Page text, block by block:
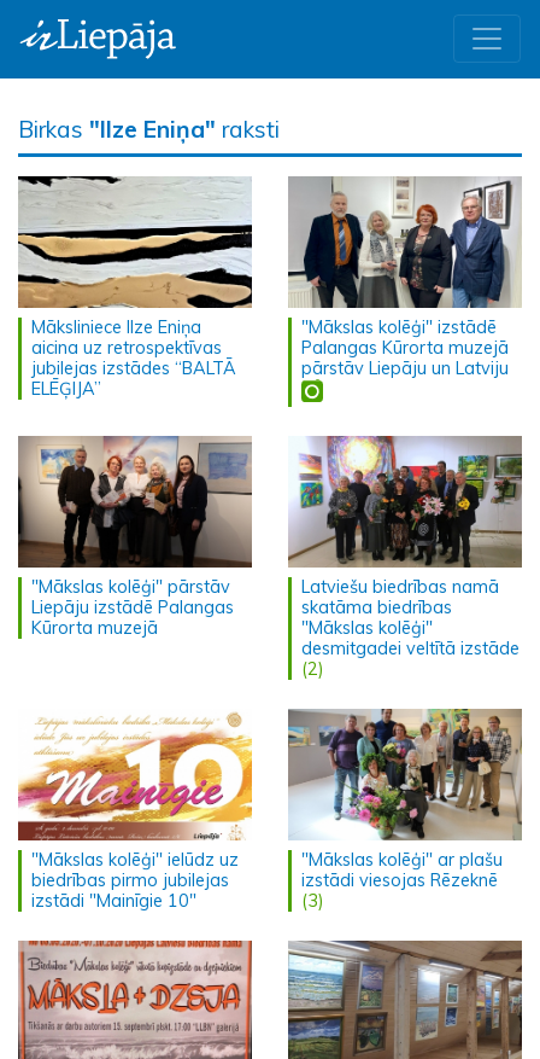
Birkas "Ilze Eniņa" raksti
Māksliniece Ilze Eniņa
aicina uz retrospektīvas
jubilejas izstādes “BALTĀ
ELĒĢIJA”
"Mākslas kolēģi" izstādē
Palangas Kūrorta muzejā
pārstāv Liepāju un Latviju
"Mākslas kolēģi" pārstāv
Liepāju izstādē Palangas
Kūrorta muzejā
Latviešu biedrības namā
skatāma biedrības
"Mākslas kolēģi"
desmitgadei veltītā izstāde
(2)
"Mākslas kolēģi" ielūdz uz
biedrības pirmo jubilejas
izstādi "Mainīgie 10"
"Mākslas kolēģi" ar plašu
izstādi viesojas Rēzeknē
(3)